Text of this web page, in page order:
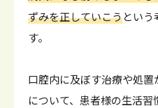
ずみを正していこうとい
す。
口腔内に及ぼす治療や処
について、患者様の生活